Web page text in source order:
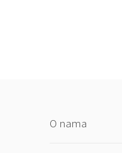
O nama